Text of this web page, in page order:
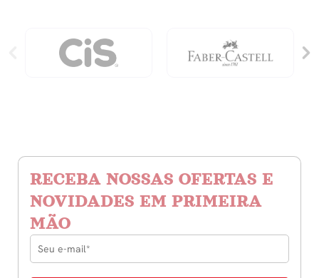
Star
RECEBA NOSSAS OFERTAS E
NOVIDADES EM PRIMEIRA
MÃO